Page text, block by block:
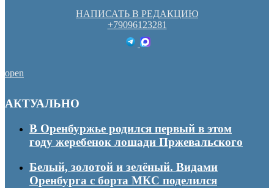
НАПИСАТЬ В РЕДАКЦИЮ
+79096123281
open
АКТУАЛЬНО
В Оренбуржье родился первый в этом
году жеребенок лошади Пржевальского
Белый, золотой и зелёный. Видами
Оренбурга с борта МКС поделился